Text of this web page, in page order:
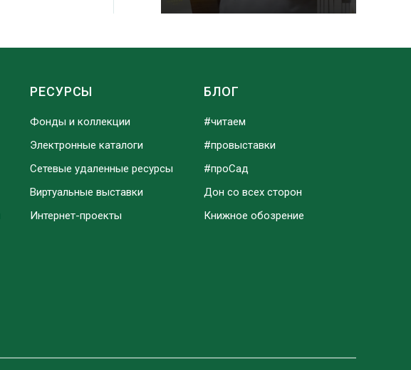
РЕСУРСЫ
Фонды и коллекции
Электронные каталоги
Сетевые удаленные ресурсы
Виртуальные выставки
Интернет-проекты
БЛОГ
#читаем
#провыставки
#проСад
Дон со всех сторон
Книжное обозрение